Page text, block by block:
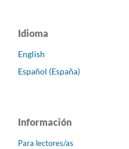
Idioma
English
Español (España)
Información
Para lectores/as